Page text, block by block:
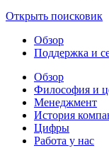
Открыть поисковик
Обзор
Поддержка и
Обзор
Философия и
Менеджмент
История
Цифры
Работа у нас